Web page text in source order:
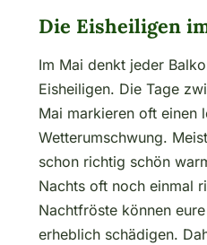
Die Eisheiligen
Im Mai denkt jeder
Eisheiligen. Die Tage
Mai markieren oft einen
Wetterumschwung.
schon richtig schön
Nachts oft noch einmal
Nachtfröste können
erheblich schädigen.